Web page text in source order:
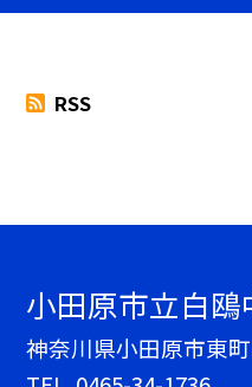
RSS
小田原市立白鴎
神奈川県小田原市東